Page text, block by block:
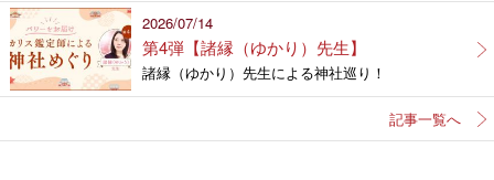
2026/07/14
第4弾【諸縁（ゆかり）先生】
諸縁（ゆかり）先生による神社巡り！
記事一覧へ